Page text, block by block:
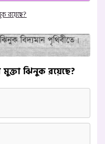
রয়েছে?
ঝিনুক রয়েছে?